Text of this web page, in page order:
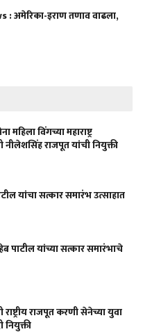
अमेरिका-इराण तणाव वाढला,
महिला विंगच्या महाराष्ट्र
नीलेशसिंह राजपूत यांची नियुक्ती
यांचा सत्कार समारंभ उत्साहात
पाटील यांच्या सत्कार समारंभाचे
राजपूत करणी सेनेच्या युवा
नियुक्ती